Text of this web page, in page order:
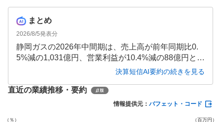
まとめ
2026/8/5発表分
静岡ガスの2026年中間期は、売上高が前年同期比0.
5%減の1,031億円、営業利益が10.4%減の88億円と減
収減益となりました。一方、匿名組合投資利益の計
た。通期予想は営業利益31.6%減の96億円と厳しい
決算短信AI要約の続きを見る
直近の業績推移・要約
情報提供元： バフェット・コード